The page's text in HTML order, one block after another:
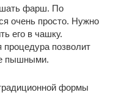
фарш. По
очень просто. Нужно
его в чашку.
процедура позволит
пышными.
формы